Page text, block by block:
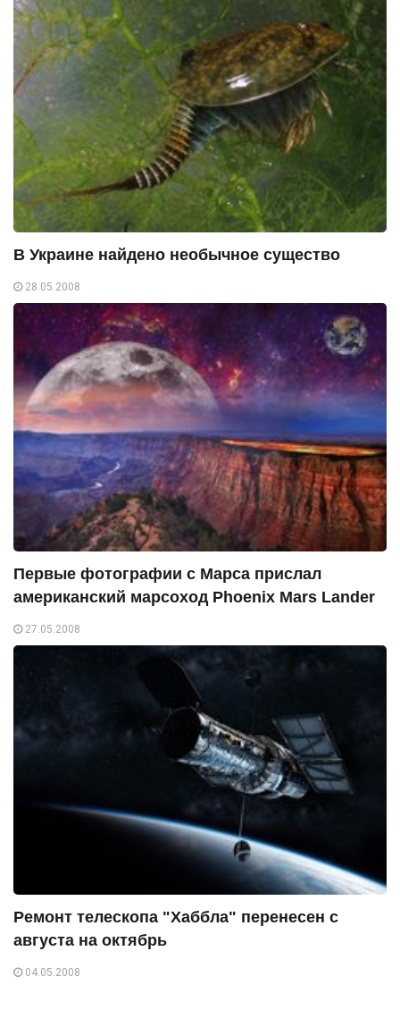
В Украине найдено необычное существо
28.05.2008
Первые фотографии с Марса прислал
американский марсоход Phoenix Mars Lander
27.05.2008
Ремонт телескопа "Хаббла" перенесен с
августа на октябрь
04.05.2008